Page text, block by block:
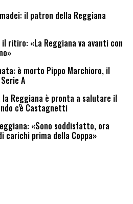
il patron della Reggiana
il ritiro: «La Reggiana va avanti con
è morto Pippo Marchioro, il
A
la Reggiana è pronta a salutare il
c'è Castagnetti
«Sono soddisfatto, ora
carichi prima della Coppa»